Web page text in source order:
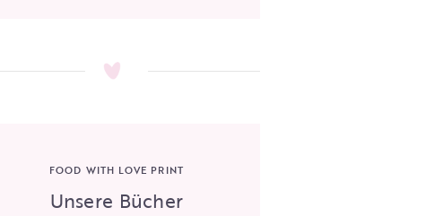
FOOD WITH LOVE PRINT
Unsere Bücher